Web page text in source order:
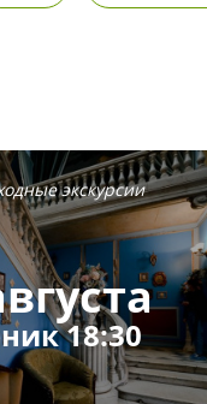
экскурсии
18:30